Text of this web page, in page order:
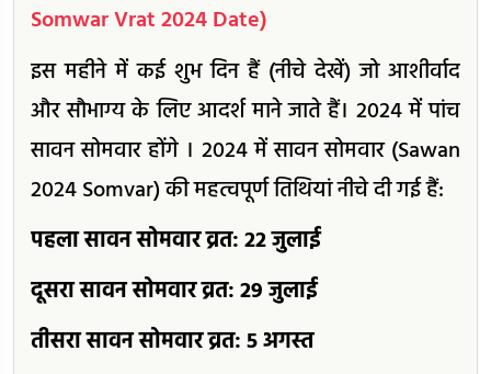
Somwar Vrat 2024 Date)
इस महीने में कई शुभ दिन हैं (नीचे देखें) जो आशीर्वाद
और सौभाग्य के लिए आदर्श माने जाते हैं। 2024 में पांच
सावन सोमवार होंगे । 2024 में सावन सोमवार (Sawan
2024 Somvar) की महत्वपूर्ण तिथियां नीचे दी गई हैं:
पहला सावन सोमवार व्रत: 22 जुलाई
दूसरा सावन सोमवार व्रत: 29 जुलाई
तीसरा सावन सोमवार व्रत: 5 अगस्त